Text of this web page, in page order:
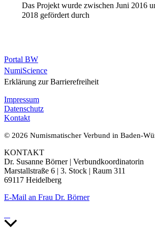
Das Projekt wurde zwischen Juni 2016
2018 gefördert durch
Portal BW
NumiScience
Erklärung zur Barrierefreiheit
Impressum
Datenschutz
Kontakt
© 2026 Numismatischer Verbund in Baden-
KONTAKT
Dr. Susanne Börner | Verbundkoordinatorin
Marstallstraße 6 | 3. Stock | Raum 311
69117 Heidelberg
E-Mail an Frau Dr. Börner